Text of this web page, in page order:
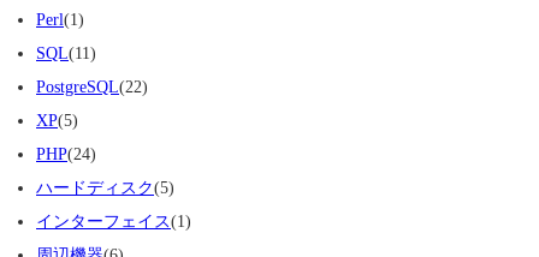
Perl(1)
SQL(11)
PostgreSQL(22)
XP(5)
PHP(24)
ハードディスク(5)
インターフェイス(1)